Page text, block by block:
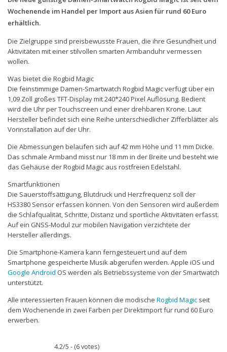
Flatrate-Datentarife
Wochenende im Handel per Import aus Asien für rund 60 Euro
erhältlich.
Die Zielgruppe sind preisbewusste Frauen, die ihre Gesundheit und
Aktivitäten mit einer stilvollen smarten Armbanduhr vermessen
wollen.
Was bietet die Rogbid Magic
Die feinstimmige Damen-Smartwatch Rogbid Magic verfügt über ein
1,09 Zoll großes TFT-Display mit 240*240 Pixel Auflösung. Bedient
wird die Uhr per Touchscreen und einer drehbaren Krone. Laut
Hersteller befindet sich eine Reihe unterschiedlicher Zifferblätter als
Vorinstallation auf der Uhr.
Die Abmessungen belaufen sich auf 42 mm Höhe und 11 mm Dicke.
Das schmale Armband misst nur 18 mm in der Breite und besteht wie
das Gehäuse der Rogbid Magic aus rostfreien Edelstahl.
Smartfunktionen
Die Sauerstoffsättigung, Blutdruck und Herzfrequenz soll der
HS3380 Sensor erfassen können. Von den Sensoren wird außerdem
die Schlafqualität, Schritte, Distanz und sportliche Aktivitäten erfasst.
Auf ein GNSS-Modul zur mobilen Navigation verzichtete der
Hersteller allerdings.
Die Smartphone-Kamera kann ferngesteuert und auf dem
Smartphone gespeicherte Musik abgerufen werden. Apple iOS und
Google Android OS werden als Betriebssysteme von der Smartwatch
unterstützt.
Alle interessierten Frauen können die modische Rogbid Magic seit
dem Wochenende in zwei Farben per Direktimport für rund 60 Euro
erwerben.
4.2/5 - (6 votes)